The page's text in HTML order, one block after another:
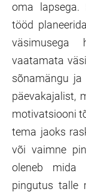
oma lapsega.
tööd
väsimusega
vaatamata
sõnamängu ja
päevakajalist,
motivatsiooni
tema jaoks
või vaimne
oleneb mida
pingutus talle